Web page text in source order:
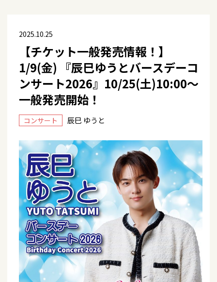
2025.10.25
【チケット一般発売情報！】
1/9(金) 『辰巳ゆうとバースデーコ
ンサート2026』10/25(土)10:00～
一般発売開始！
コンサート 辰巳 ゆうと